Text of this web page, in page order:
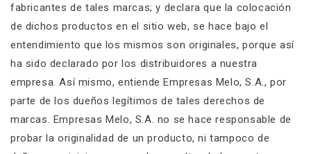
fabricantes de tales marcas; y declara que la colocación
de dichos productos en el sitio web, se hace bajo el
entendimiento que los mismos son originales, porque así
ha sido declarado por los distribuidores a nuestra
empresa. Así mismo, entiende Empresas Melo, S.A., por
parte de los dueños legítimos de tales derechos de
marcas. Empresas Melo, S.A. no se hace responsable de
probar la originalidad de un producto, ni tampoco de